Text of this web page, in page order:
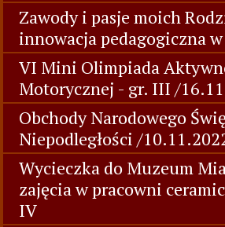
Zawody i pasje moich
innowacja pedagogiczna
VI Mini Olimpiada
Motorycznej - gr. III /
Obchody Narodowego
Niepodległości /
Wycieczka do Muzeum
zajęcia w pracowni
IV